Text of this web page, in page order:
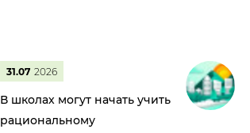
31.07 2026
В школах могут начать учить
рациональному